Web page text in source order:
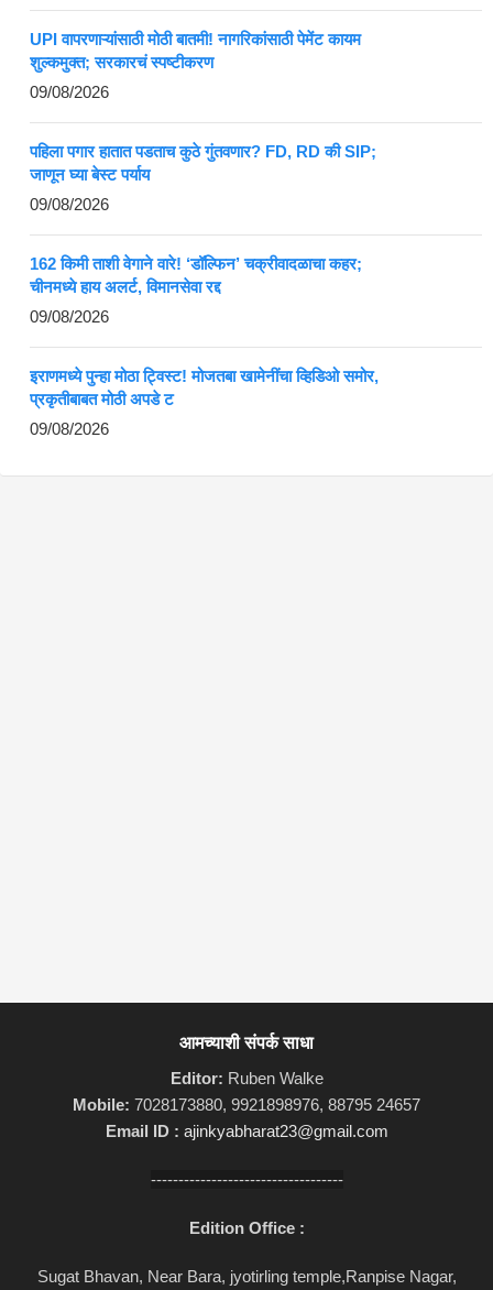
UPI वापरणाऱ्यांसाठी मोठी बातमी! नागरिकांसाठी पेमेंट कायम
शुल्कमुक्त; सरकारचं स्पष्टीकरण
09/08/2026
पहिला पगार हातात पडताच कुठे गुंतवणार? FD, RD की SIP;
जाणून घ्या बेस्ट पर्याय
09/08/2026
162 किमी ताशी वेगाने वारे! ‘डॉल्फिन’ चक्रीवादळाचा कहर;
चीनमध्ये हाय अलर्ट, विमानसेवा रद्द
09/08/2026
इराणमध्ये पुन्हा मोठा ट्विस्ट! मोजतबा खामेनींचा व्हिडिओ समोर,
प्रकृतीबाबत मोठी अपडे ट
09/08/2026
आमच्याशी संपर्क साधा
Editor: Ruben Walke
Mobile: 7028173880, 9921898976, 88795 24657
Email ID : ajinkyabharat23@gmail.com
-----------------------------------
Edition Office :
Sugat Bhavan, Near Bara, jyotirling temple,Ranpise Nagar,